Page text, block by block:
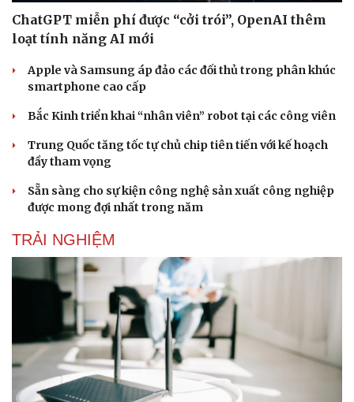
ChatGPT miễn phí được “cởi trói”, OpenAI thêm
loạt tính năng AI mới
Apple và Samsung áp đảo các đối thủ trong phân khúc
smartphone cao cấp
Bắc Kinh triển khai “nhân viên” robot tại các công viên
Trung Quốc tăng tốc tự chủ chip tiên tiến với kế hoạch
đầy tham vọng
Sẵn sàng cho sự kiện công nghệ sản xuất công nghiệp
được mong đợi nhất trong năm
TRẢI NGHIỆM